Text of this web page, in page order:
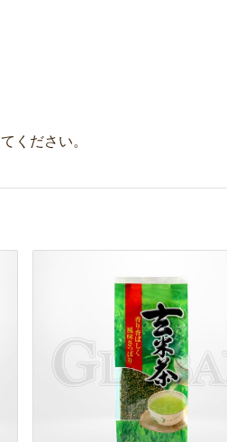
ください。